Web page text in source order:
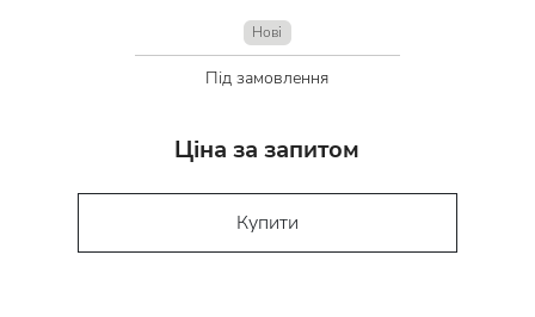
Нові
Під замовлення
Ціна за запитом
Купити